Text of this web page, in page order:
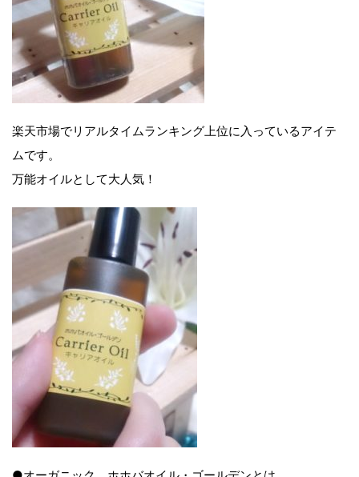
楽天市場でリアルタイムランキング上位に入っているアイテ
ムです。
万能オイルとして大人気！